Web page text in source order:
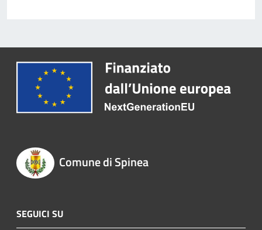
Comune di Spinea
SEGUICI SU